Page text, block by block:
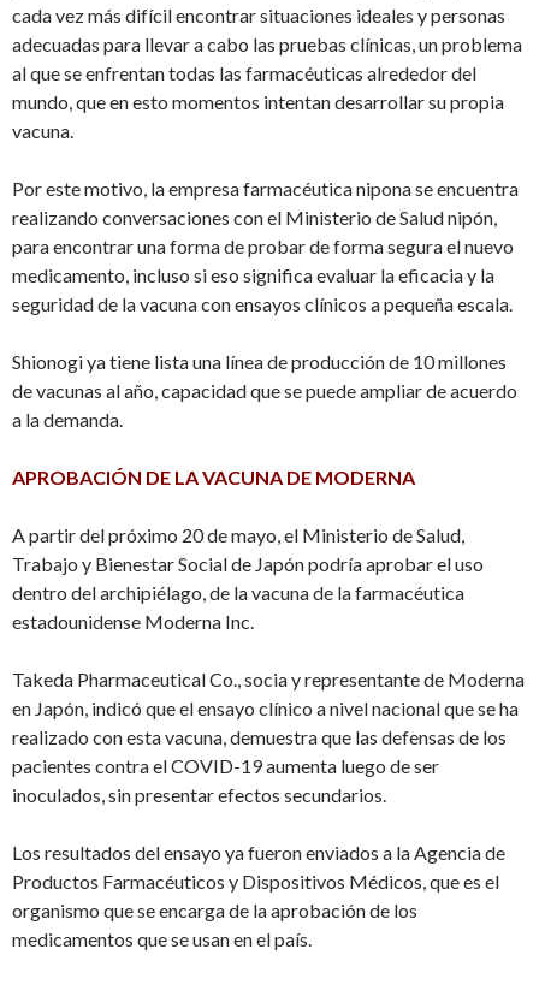
cada vez más difícil encontrar situaciones ideales y personas
adecuadas para llevar a cabo las pruebas clínicas, un problema
al que se enfrentan todas las farmacéuticas alrededor del
mundo, que en esto momentos intentan desarrollar su propia
vacuna.
Por este motivo, la empresa farmacéutica nipona se encuentra
realizando conversaciones con el Ministerio de Salud nipón,
para encontrar una forma de probar de forma segura el nuevo
medicamento, incluso si eso significa evaluar la eficacia y la
seguridad de la vacuna con ensayos clínicos a pequeña escala.
Shionogi ya tiene lista una línea de producción de 10 millones
de vacunas al año, capacidad que se puede ampliar de acuerdo
a la demanda.
APROBACIÓN DE LA VACUNA DE MODERNA
A partir del próximo 20 de mayo, el Ministerio de Salud,
Trabajo y Bienestar Social de Japón podría aprobar el uso
dentro del archipiélago, de la vacuna de la farmacéutica
estadounidense Moderna Inc.
Takeda Pharmaceutical Co., socia y representante de Moderna
en Japón, indicó que el ensayo clínico a nivel nacional que se ha
realizado con esta vacuna, demuestra que las defensas de los
pacientes contra el COVID-19 aumenta luego de ser
inoculados, sin presentar efectos secundarios.
Los resultados del ensayo ya fueron enviados a la Agencia de
Productos Farmacéuticos y Dispositivos Médicos, que es el
organismo que se encarga de la aprobación de los
medicamentos que se usan en el país.